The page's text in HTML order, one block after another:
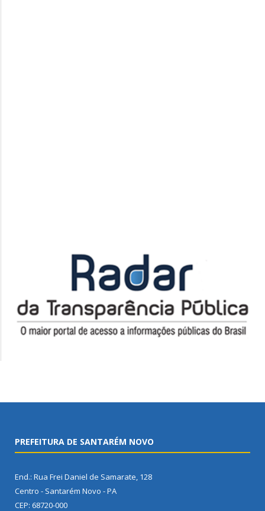
PREFEITURA DE SANTARÉM NOVO
End.: Rua Frei Daniel de Samarate, 128
Centro - Santarém Novo - PA
CEP: 68720-000